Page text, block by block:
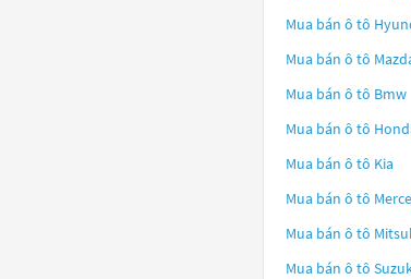
Mua bán ô tô
Mua bán ô tô
Mua bán ô tô Bmw
Mua bán ô tô
Mua bán ô tô Kia
Mua bán ô tô
Mua bán ô tô
Mua bán ô tô